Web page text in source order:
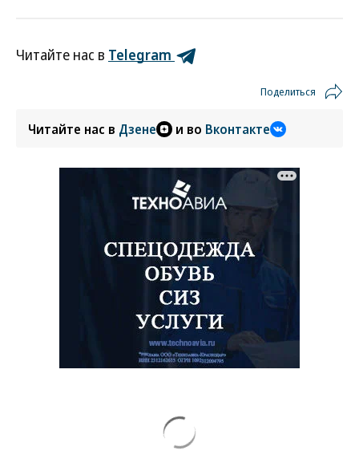
Читайте нас в Telegram
Поделиться
Читайте нас в Дзене и во Вконтакте